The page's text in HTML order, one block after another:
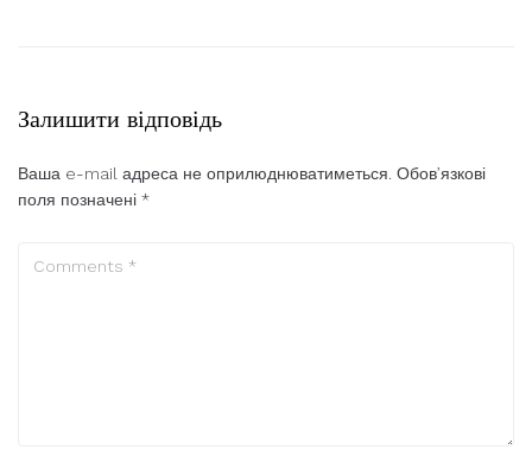
Залишити відповідь
Ваша e-mail адреса не оприлюднюватиметься. Обов’язкові
поля позначені *